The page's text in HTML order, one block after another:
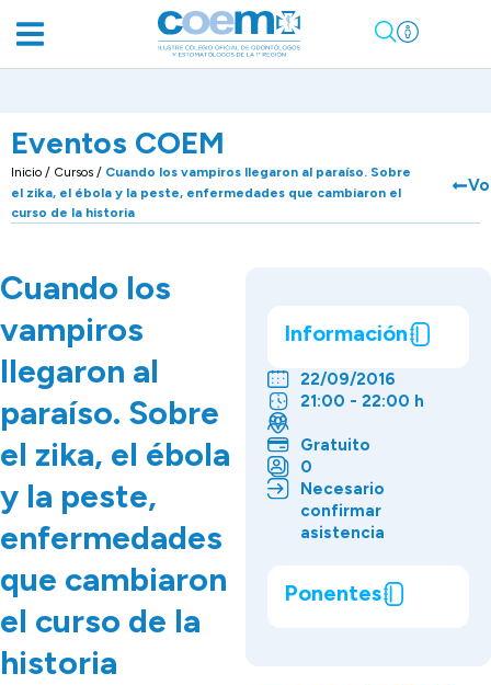
Eventos COEM
Inicio / Cursos / Cuando los vampiros llegaron al paraíso. Sobre
el zika, el ébola y la peste, enfermedades que cambiaron el
curso de la historia
Cuando los
vampiros
llegaron al
paraíso. Sobre
el zika, el ébola
y la peste,
enfermedades
que cambiaron
el curso de la
historia
Información
22/09/2016
21:00 - 22:00 h
Gratuito
0
Necesario
confirmar
asistencia
Ponentes